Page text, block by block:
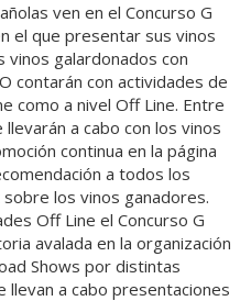
ven en el Concurso G
el que presentar sus vinos
galardonados con
contarán con actividades de
como a nivel Off Line. Entre
a cabo con los vinos
continua en la página
a todos los
los vinos ganadores.
Off Line el Concurso G
avalada en la organización
Shows por distintas
llevan a cabo presentaciones